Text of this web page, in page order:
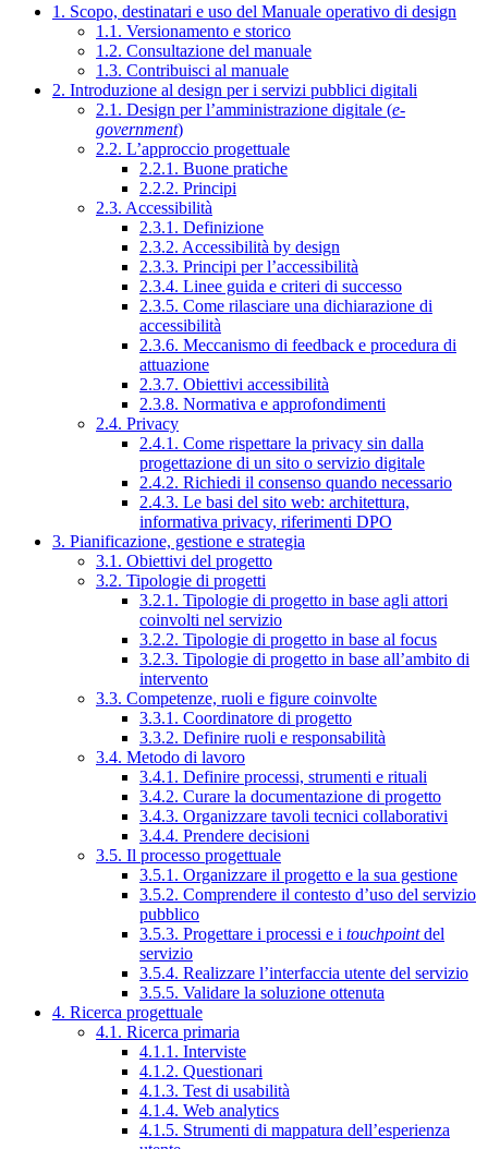
1. Scopo, destinatari e uso del Manuale operativo di design
1.1. Versionamento e storico
1.2. Consultazione del manuale
1.3. Contribuisci al manuale
2. Introduzione al design per i servizi pubblici digitali
2.1. Design per l’amministrazione digitale (e-
government)
2.2. L’approccio progettuale
2.2.1. Buone pratiche
2.2.2. Principi
2.3. Accessibilità
2.3.1. Definizione
2.3.2. Accessibilità by design
2.3.3. Principi per l’accessibilità
2.3.4. Linee guida e criteri di successo
2.3.5. Come rilasciare una dichiarazione di
accessibilità
2.3.6. Meccanismo di feedback e procedura di
attuazione
2.3.7. Obiettivi accessibilità
2.3.8. Normativa e approfondimenti
2.4. Privacy
2.4.1. Come rispettare la privacy sin dalla
progettazione di un sito o servizio digitale
2.4.2. Richiedi il consenso quando necessario
2.4.3. Le basi del sito web: architettura,
informativa privacy, riferimenti DPO
3. Pianificazione, gestione e strategia
3.1. Obiettivi del progetto
3.2. Tipologie di progetti
3.2.1. Tipologie di progetto in base agli attori
coinvolti nel servizio
3.2.2. Tipologie di progetto in base al focus
3.2.3. Tipologie di progetto in base all’ambito di
intervento
3.3. Competenze, ruoli e figure coinvolte
3.3.1. Coordinatore di progetto
3.3.2. Definire ruoli e responsabilità
3.4. Metodo di lavoro
3.4.1. Definire processi, strumenti e rituali
3.4.2. Curare la documentazione di progetto
3.4.3. Organizzare tavoli tecnici collaborativi
3.4.4. Prendere decisioni
3.5. Il processo progettuale
3.5.1. Organizzare il progetto e la sua gestione
3.5.2. Comprendere il contesto d’uso del servizio
pubblico
3.5.3. Progettare i processi e i touchpointdel
servizio
3.5.4. Realizzare l’interfaccia utente del servizio
3.5.5. Validare la soluzione ottenuta
4. Ricerca progettuale
4.1. Ricerca primaria
4.1.1. Interviste
4.1.2. Questionari
4.1.3. Test di usabilità
4.1.4. Web analytics
4.1.5. Strumenti di mappatura dell’esperienza